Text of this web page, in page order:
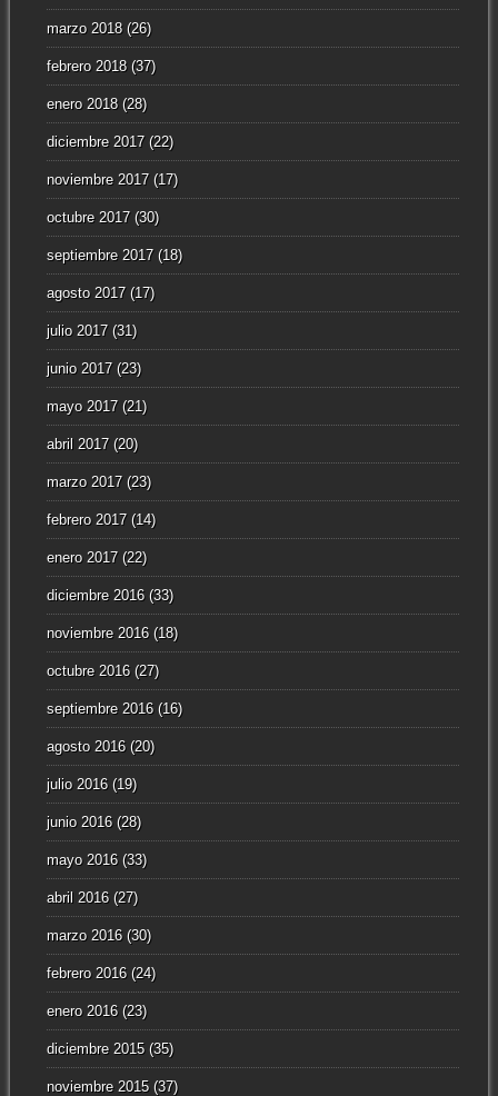
marzo 2018(26)
febrero 2018(37)
enero 2018(28)
diciembre 2017(22)
noviembre 2017(17)
octubre 2017(30)
septiembre 2017(18)
agosto 2017(17)
julio 2017(31)
junio 2017(23)
mayo 2017(21)
abril 2017(20)
marzo 2017(23)
febrero 2017(14)
enero 2017(22)
diciembre 2016(33)
noviembre 2016(18)
octubre 2016(27)
septiembre 2016(16)
agosto 2016(20)
julio 2016(19)
junio 2016(28)
mayo 2016(33)
abril 2016(27)
marzo 2016(30)
febrero 2016(24)
enero 2016(23)
diciembre 2015(35)
noviembre 2015(37)